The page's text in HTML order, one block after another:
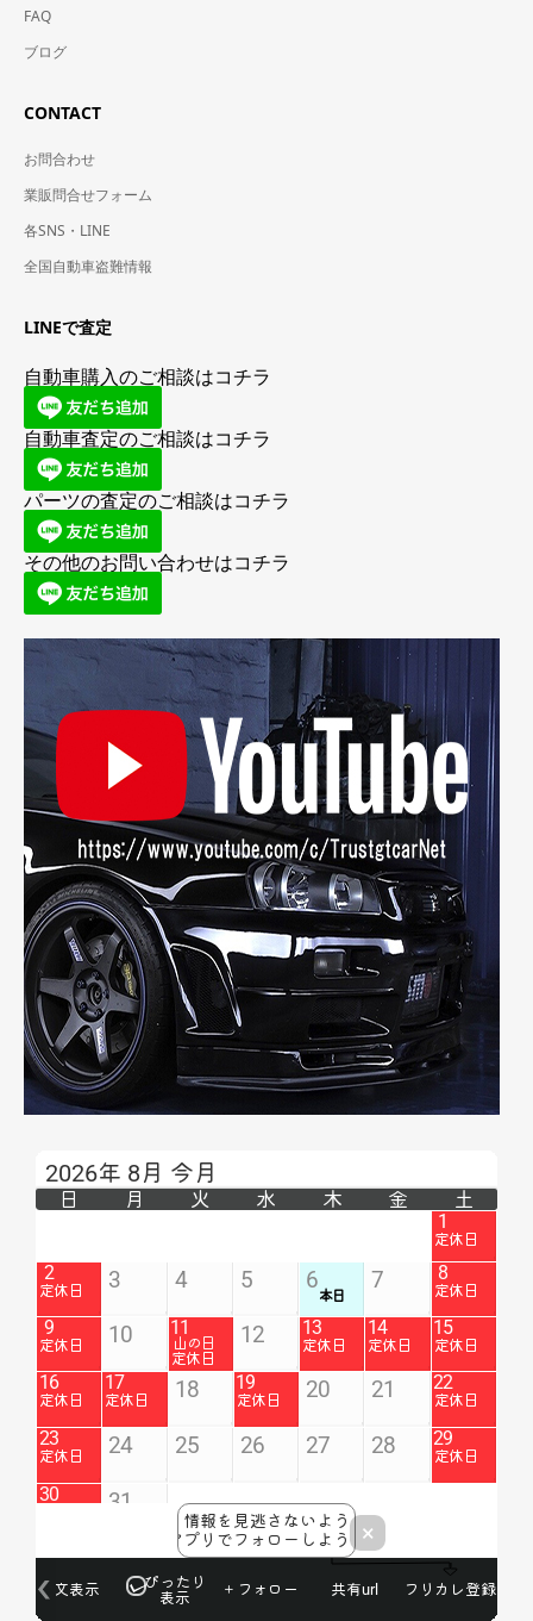
FAQ
ブログ
CONTACT
お問合わせ
業販問合せフォーム
各SNS・LINE
全国自動車盗難情報
LINEで査定
自動車購入のご相談はコチラ
自動車査定のご相談はコチラ
パーツの査定のご相談はコチラ
その他のお問い合わせはコチラ